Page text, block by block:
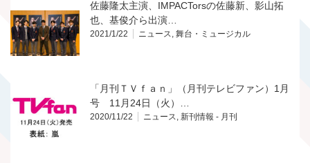
佐藤隆太主演、IMPACTorsの佐藤新、影山拓
也、基俊介ら出演…
2021/1/22 ニュース, 舞台・ミュージカル
「月刊ＴＶｆａｎ」（月刊テレビファン）1月
号 11月24日（火）…
2020/11/22 ニュース, 新刊情報 - 月刊